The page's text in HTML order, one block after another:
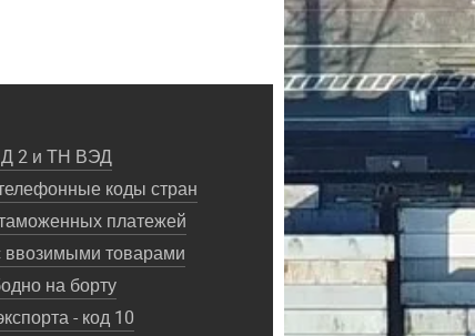
2 и ТН ВЭД
коды стран
платежей
ввозимыми товарами
на борту
- код 10